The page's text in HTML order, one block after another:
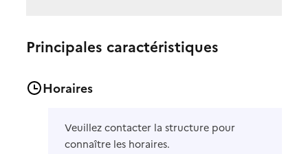
Principales caractéristiques
Horaires
Veuillez contacter la structure pour
connaître les horaires.